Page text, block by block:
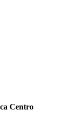
Centro